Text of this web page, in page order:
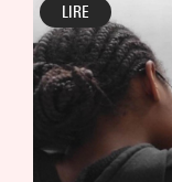
LIRE